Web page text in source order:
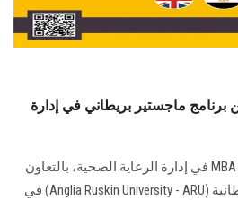
الدراسات العليا
الزائـرون
ماجستير بريطاني في إدارة
أعلنت الجامعة تقديم برنامج MBA في إدارة الرعاية الصحية، بالتعاون
مع جامعة أنغلا راسكين البريطانية (Anglia Ruskin University - ARU) في